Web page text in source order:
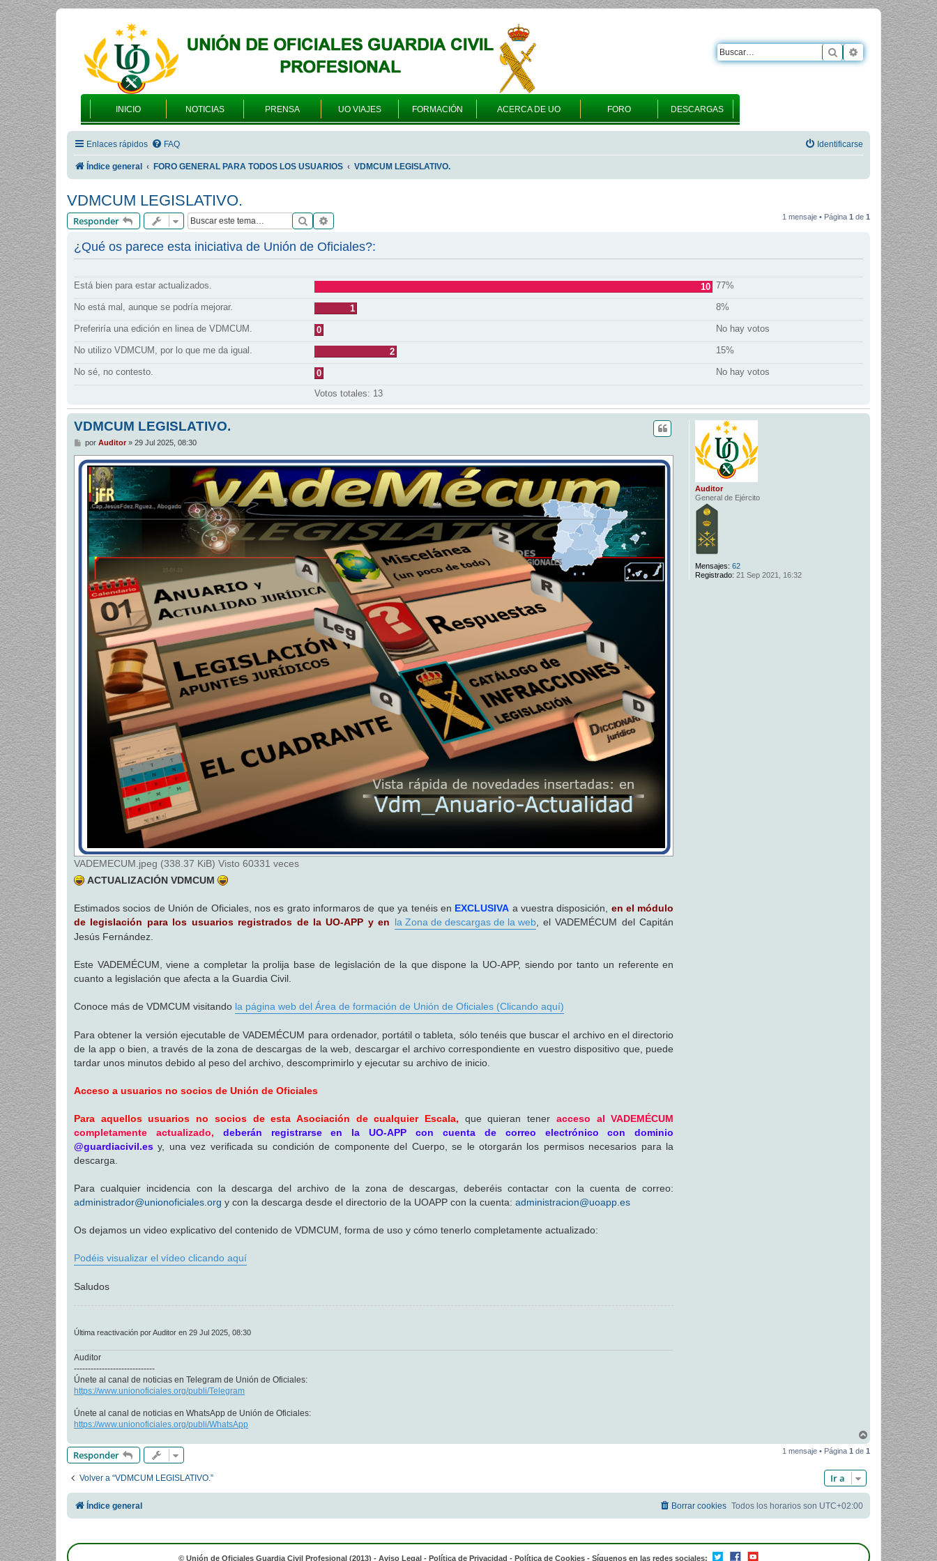
INICIO NOTICIAS PRENSA UO VIAJES FORMACIÓN ACERCA DE UO FORO DESCARGAS
Buscar Búsqueda
Enlaces rápidos FAQ Identificarse
Índice general FORO GENERAL PARA TODOS LOS USUARIOS VDMCUM LEGISLATIVO.
VDMCUM LEGISLATIVO.
Responder Buscar 1 mensaje • Página 1 de 1
¿Qué os parece esta iniciativa de Unión de Oficiales?:
Está bien para estar actualizados. 10 77%
No está mal, aunque se podría mejorar. 1 8%
Preferiría una edición en linea de VDMCUM. 0 No hay votos
No utilizo VDMCUM, por lo que me da igual. 2 15%
No sé, no contesto. 0 No hay votos
Votos totales: 13
Auditor
General de Ejército
Mensajes: 62
Registrado: 21 Sep 2021, 16:32
VDMCUM LEGISLATIVO.
M
n
s
por Auditor» 29 Jul 2025, 08:30
VADEMECUM.jpeg (338.37 KiB) Visto 60331 veces
ACTUALIZACIÓN VDMCUM
Estimados socios de Unión de Oficiales, nos es grato informaros de que ya tenéis en EXCLUSIVA a vuestra disposición, en el módulo
de legislación para los usuarios registrados de la UO-APP y en la Zona de descargas de la web, el VADEMÉCUM del Capitán
Jesús Fernández.
Este VADEMÉCUM, viene a completar la prolija base de legislación de la que dispone la UO-APP, siendo por tanto un referente en
cuanto a legislación que afecta a la Guardia Civil.
Conoce más de VDMCUM visitando la página web del Área de formación de Unión de Oficiales (Clicando aquí)
Para obtener la versión ejecutable de VADEMÉCUM para ordenador, portátil o tableta, sólo tenéis que buscar el archivo en el directorio
de la app o bien, a través de la zona de descargas de la web, descargar el archivo correspondiente en vuestro dispositivo que, puede
tardar unos minutos debido al peso del archivo, descomprimirlo y ejecutar su archivo de inicio.
Acceso a usuarios no socios de Unión de Oficiales
Para aquellos usuarios no socios de esta Asociación de cualquier Escala, que quieran tener acceso al VADEMÉCUM
completamente actualizado, deberán registrarse en la UO-APP con cuenta de correo electrónico con dominio
@guardiacivil.es y, una vez verificada su condición de componente del Cuerpo, se le otorgarán los permisos necesarios para la
descarga.
Para cualquier incidencia con la descarga del archivo de la zona de descargas, deberéis contactar con la cuenta de correo:
administrador@unionoficiales.org y con la descarga desde el directorio de la UOAPP con la cuenta: administracion@uoapp.es
Os dejamos un video explicativo del contenido de VDMCUM, forma de uso y cómo tenerlo completamente actualizado:
Podéis visualizar el vídeo clicando aquí
Saludos
Última reactivación por Auditor en 29 Jul 2025, 08:30
Auditor
-----------------------------
Únete al canal de noticias en Telegram de Unión de Oficiales:
https://www.unionoficiales.org/publi/Telegram
Únete al canal de noticias en WhatsApp de Unión de Oficiales:
https://www.unionoficiales.org/publi/WhatsApp
r
Responder 1 mensaje • Página 1 de 1
Volver a “VDMCUM LEGISLATIVO.” Ir a
Índice general Todos los horarios son UTC+02:00
Borrar cookies
© Unión de Oficiales Guardia Civil Profesional (2013) - Aviso Legal - Política de Privacidad - Política de Cookies - Síguenos en las redes sociales: